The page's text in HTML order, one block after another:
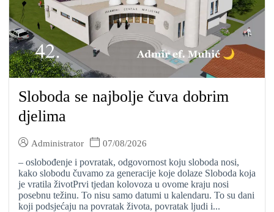
Sloboda se najbolje čuva dobrim
djelima
Administrator
07/08/2026
– oslobođenje i povratak, odgovornost koju sloboda nosi,
kako slobodu čuvamo za generacije koje dolaze Sloboda koja
je vratila životPrvi tjedan kolovoza u ovome kraju nosi
posebnu težinu. To nisu samo datumi u kalendaru. To su dani
koji podsjećaju na povratak života, povratak ljudi i...